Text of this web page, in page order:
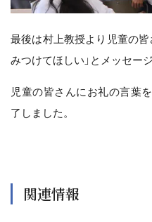
最後は村上教授より児童の皆
みつけてほしい」とメッセージ
児童の皆さんにお礼の言葉
了しました。
関連情報